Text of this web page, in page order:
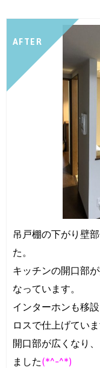
AFTER
吊戸棚の下がり壁
た。
キッチンの開口部
なっています。
インターホンも移
ロスで仕上げていま
開口部が広くなり
ました(*^-^*)